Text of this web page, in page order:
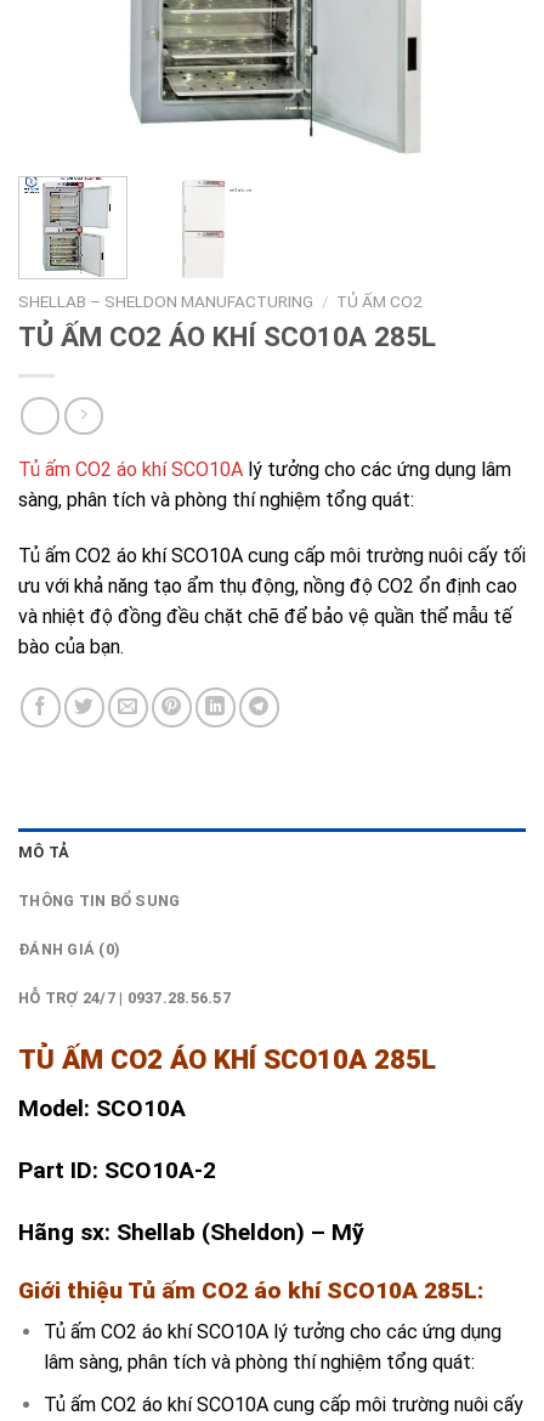
SHELLAB – SHELDON MANUFACTURING / TỦ ẤM CO2
TỦ ẤM CO2 ÁO KHÍ SCO10A 285L
Tủ ấm CO2 áo khí SCO10A lý tưởng cho các ứng dụng lâm
sàng, phân tích và phòng thí nghiệm tổng quát:
Tủ ấm CO2 áo khí SCO10A cung cấp môi trường nuôi cấy tối
ưu với khả năng tạo ẩm thụ động, nồng độ CO2 ổn định cao
và nhiệt độ đồng đều chặt chẽ để bảo vệ quần thể mẫu tế
bào của bạn.
MÔ TẢ
THÔNG TIN BỔ SUNG
ĐÁNH GIÁ (0)
HỖ TRỢ 24/7 | 0937.28.56.57
TỦ ẤM CO2 ÁO KHÍ SCO10A 285L
Model: SCO10A
Part ID: SCO10A-2
Hãng sx: Shellab (Sheldon) – Mỹ
Giới thiệu Tủ ấm CO2 áo khí SCO10A 285L:
Tủ ấm CO2 áo khí SCO10A lý tưởng cho các ứng dụng
lâm sàng, phân tích và phòng thí nghiệm tổng quát:
Tủ ấm CO2 áo khí SCO10A cung cấp môi trường nuôi cấy